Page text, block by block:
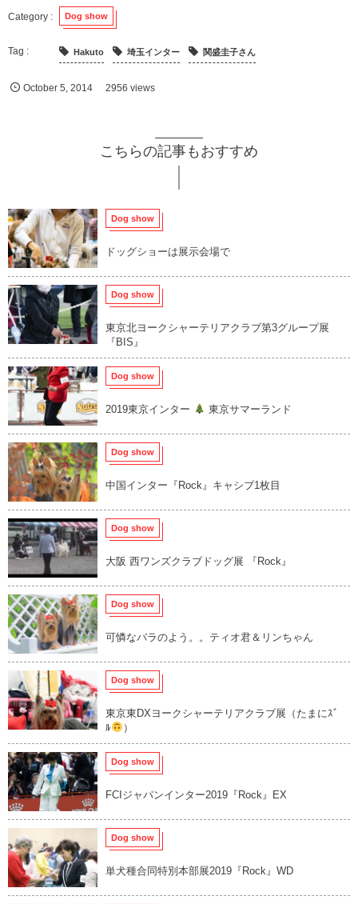
Dog show
Hakuto 埼玉インター 関盛圭子さん
October 5 ,2014 2956 views
こちらの記事もおすすめ
Dog show
ドッグショーは展示会場で
Dog show
東京北ヨークシャーテリアクラブ第3グループ展
『BIS』
Dog show
2019東京インター 東京サマーランド
Dog show
中国インター『Rock』キャシブ1枚目
Dog show
大阪 西ワンズクラブドッグ展 『Rock』
Dog show
可憐なバラのよう。。ティオ君＆リンちゃん
Dog show
東京東DXヨークシャーテリアクラブ展（たまにｽﾞ
ﾙ
）
Dog show
FCIジャパンインター2019『Rock』EX
Dog show
単犬種合同特別本部展2019『Rock』WD